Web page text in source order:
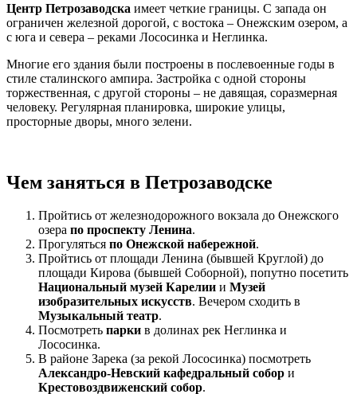
Центр Петрозаводска имеет четкие границы. С запада он
ограничен железной дорогой, с востока – Онежским озером, а
с юга и севера – реками Лососинка и Неглинка.
Многие его здания были построены в послевоенные годы в
стиле сталинского ампира. Застройка с одной стороны
торжественная, с другой стороны – не давящая, соразмерная
человеку. Регулярная планировка, широкие улицы,
просторные дворы, много зелени.
Чем заняться в Петрозаводске
Пройтись от железнодорожного вокзала до Онежского
озера по проспекту Ленина.
Прогуляться по Онежской набережной.
Пройтись от площади Ленина (бывшей Круглой) до
площади Кирова (бывшей Соборной), попутно посетить
Национальный музей Карелии и Музей
изобразительных искусств. Вечером сходить в
Музыкальный театр.
Посмотреть парки в долинах рек Неглинка и
Лососинка.
В районе Зарека (за рекой Лососинка) посмотреть
Александро-Невский кафедральный собор и
Крестовоздвиженский собор.